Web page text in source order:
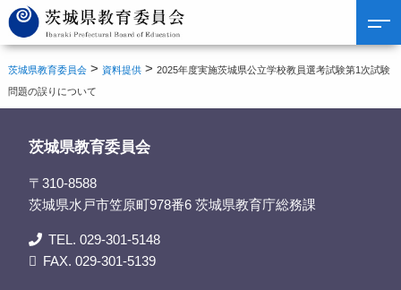
茨城県教育委員会 > 資料提供 >2025年度実施茨城県公立学校教員選考試験第1次試験
問題の誤りについて
茨城県教育委員会
〒310-8588
茨城県水戸市笠原町978番6 茨城県教育庁総務課
TEL. 029-301-5148
FAX. 029-301-5139